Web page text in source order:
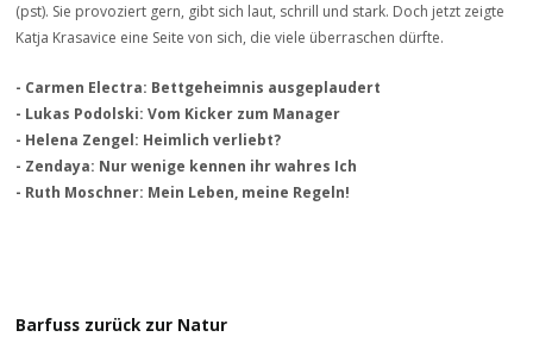
(pst). Sie provoziert gern, gibt sich laut, schrill und stark. Doch jetzt zeigte
Katja Krasavice eine Seite von sich, die viele überraschen dürfte.
- Carmen Electra: Bettgeheimnis ausgeplaudert
- Lukas Podolski: Vom Kicker zum Manager
- Helena Zengel: Heimlich verliebt?
- Zendaya: Nur wenige kennen ihr wahres Ich
- Ruth Moschner: Mein Leben, meine Regeln!
Barfuss zurück zur Natur